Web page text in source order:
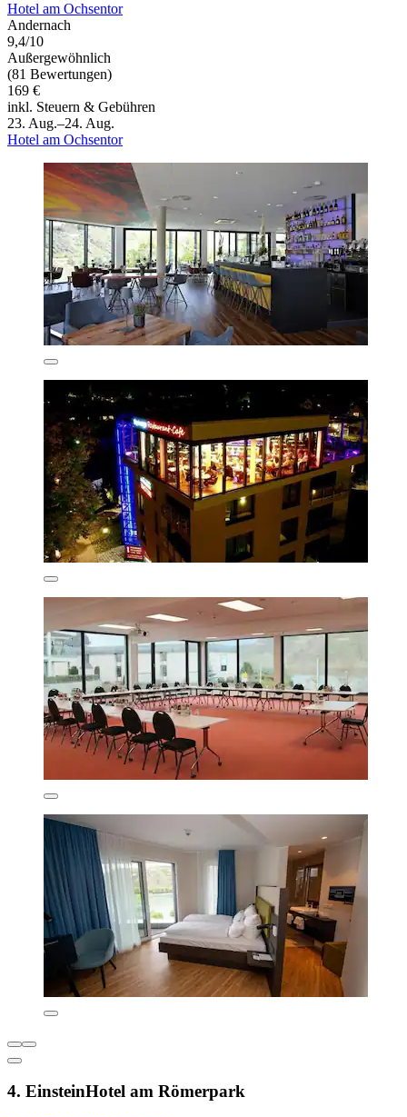
Hotel am Ochsentor
Andernach
9,4/10
Außergewöhnlich
(81 Bewertungen)
169 €
inkl. Steuern & Gebühren
23. Aug.–24. Aug.
Hotel am Ochsentor
4. EinsteinHotel am Römerpark